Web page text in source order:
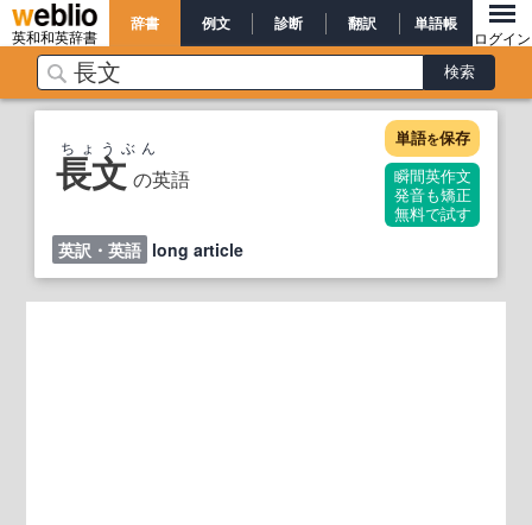
英和和英辞書
辞書 例文 診断 翻訳 単語帳
ログイン
長文 の英語
ちょうぶん 単語を保存
瞬間英作文
発音も矯正
無料で試す
英訳・英語 long article